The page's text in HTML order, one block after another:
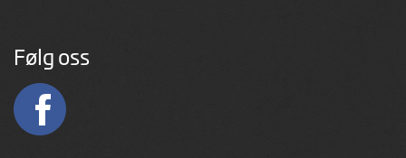
Følg oss